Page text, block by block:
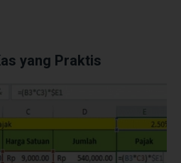
yang Praktis